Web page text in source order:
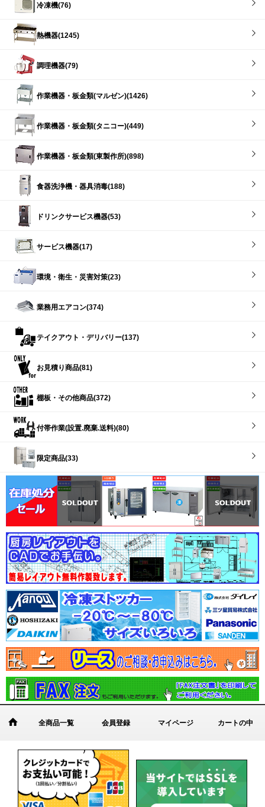
冷凍機(76)
熱機器(1245)
調理機器(79)
作業機器・板金類(マルゼン)(1426)
作業機器・板金類(タニコー)(449)
作業機器・板金類(東製作所)(898)
食器洗浄機・器具消毒(188)
ドリンクサービス機器(53)
サービス機器(17)
環境・衛生・災害対策(23)
業務用エアコン(374)
テイクアウト・デリバリー(137)
お見積り商品(81)
棚板・その他商品(372)
付帯作業(設置.廃棄.送料)(80)
限定商品(33)
全商品一覧 会員登録 マイページ カートの中